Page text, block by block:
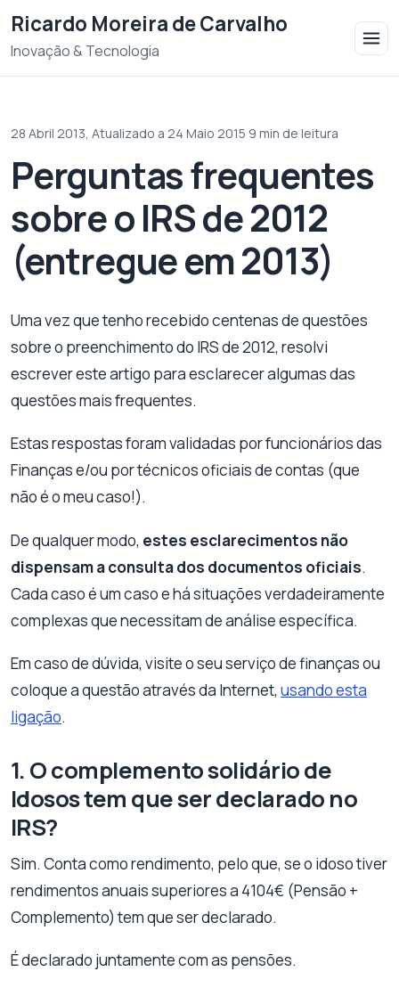
Ricardo Moreira de Carvalho
Inovação & Tecnologia
28 Abril 2013, Atualizado a 24 Maio 2015 9 min de leitura
Perguntas frequentes
sobre o IRS de 2012
(entregue em 2013)
Uma vez que tenho recebido centenas de questões
sobre o preenchimento do IRS de 2012, resolvi
escrever este artigo para esclarecer algumas das
questões mais frequentes.
Estas respostas foram validadas por funcionários das
Finanças e/ou por técnicos oficiais de contas (que
não é o meu caso!).
De qualquer modo, estes esclarecimentos não
dispensam a consulta dos documentos oficiais.
Cada caso é um caso e há situações verdadeiramente
complexas que necessitam de análise específica.
Em caso de dúvida, visite o seu serviço de finanças ou
coloque a questão através da Internet, usando esta
ligação.
1. O complemento solidário de
Idosos tem que ser declarado no
IRS?
Sim. Conta como rendimento, pelo que, se o idoso tiver
rendimentos anuais superiores a 4104€ (Pensão +
Complemento) tem que ser declarado.
É declarado juntamente com as pensões.